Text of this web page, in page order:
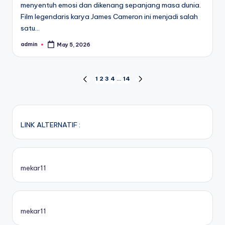
menyentuh emosi dan dikenang sepanjang masa dunia.
Film legendaris karya James Cameron ini menjadi salah
satu…
Posted
admin May 5, 2026
pagination
PREVIOUS
1 2 3 4 … 14
LINK ALTERNATIF :
mekar11
mekar11